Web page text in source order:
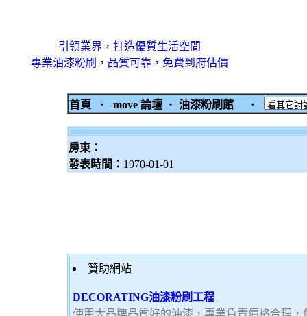
引領業界，打造優質生活空間
專業油漆粉刷，品質可靠，免費到府估價
首頁 ‧ move 論壇 ‧ 油漆粉刷館 ‧
房東：
發表時間： 1970-01-01
贊助網站
DECORATING油漆粉刷工程
使用大品牌品質好的油漆，專業負責價格合理